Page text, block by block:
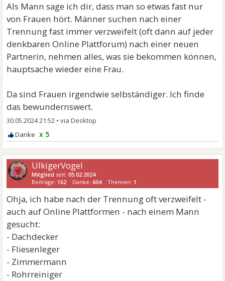
Als Mann sage ich dir, dass man so etwas fast nur
von Frauen hört. Männer suchen nach einer
Trennung fast immer verzweifelt (oft dann auf jeder
denkbaren Online Plattforum) nach einer neuen
Partnerin, nehmen alles, was sie bekommen können,
hauptsache wieder eine Frau.
Da sind Frauen irgendwie selbständiger. Ich finde
das bewundernswert.
30.05.2024 21:52 •
x 5
UlkigerVogel
Mitglied seit:05.02.2024
Beiträge: 162 Danke:604 Themen: 1
Ohja, ich habe nach der Trennung oft verzweifelt -
auch auf Online Plattformen - nach einem Mann
gesucht:
- Dachdecker
- Fliesenleger
- Zimmermann
- Rohrreiniger